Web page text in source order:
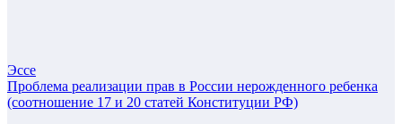
Эссе
Проблема реализации прав в России нерожденного ребенка
(соотношение 17 и 20 статей Конституции РФ)